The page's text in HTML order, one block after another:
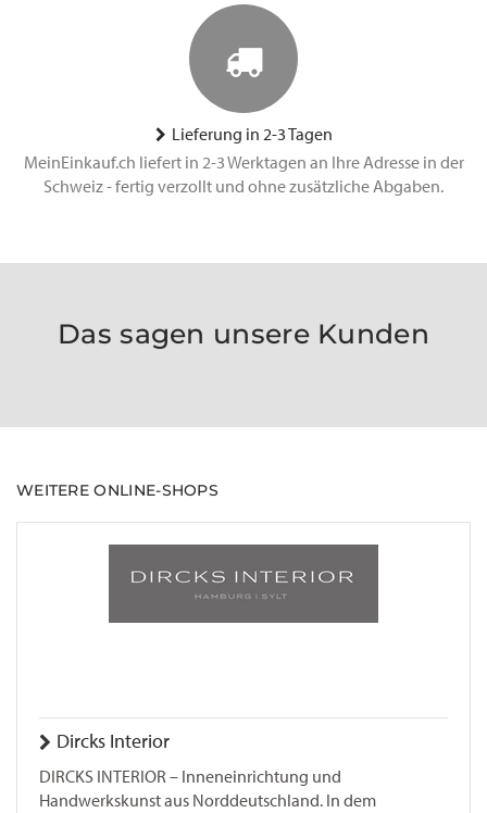
Lieferung in 2-3 Tagen
MeinEinkauf.ch liefert in 2-3 Werktagen an Ihre Adresse in der
Schweiz - fertig verzollt und ohne zusätzliche Abgaben.
Das sagen unsere Kunden
WEITERE ONLINE-SHOPS
Dircks Interior
DIRCKS INTERIOR – Inneneinrichtung und
Handwerkskunst aus Norddeutschland. In dem